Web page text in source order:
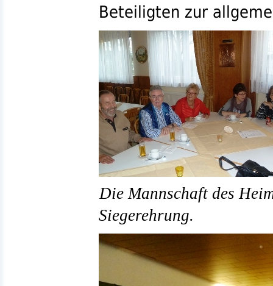
Beteiligten zur
Die Mannschaft des
Siegerehrung.